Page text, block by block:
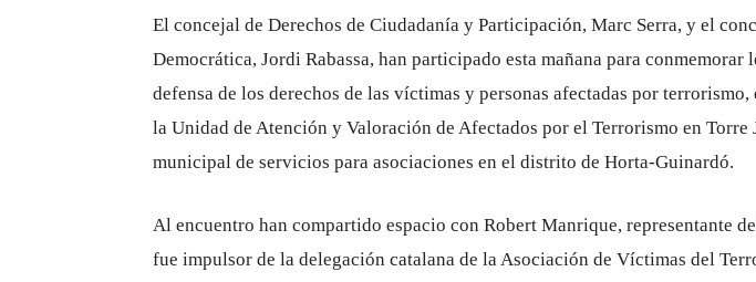
El concejal de Derechos de Ciudadanía y Participación, Marc Serra, y el
Democrática, Jordi Rabassa, han participado esta mañana para conmemorar
defensa de los derechos de las víctimas y personas afectadas por terrorismo,
la Unidad de Atención y Valoración de Afectados por el Terrorismo en Torre
municipal de servicios para asociaciones en el distrito de Horta-Guinardó.
Al encuentro han compartido espacio con Robert Manrique, representante
fue impulsor de la delegación catalana de la Asociación de Víctimas del